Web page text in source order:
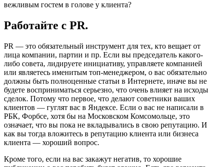
Работайте с PR.
PR — это обязательный инструмент для тех, кто вещает от
лица компании, партии и пр. Если вы председатель какого-
либо совета, лидируете инициативу, управляете компанией
или являетесь именитым топ-менеджером, о вас обязательно
должны быть полноценные статьи в Интернете, иначе вы не
будете восприниматься серьезно, что очень влияет на исходы
сделок. Потому что первое, что делают советники ваших
клиентов — гуглят вас в Яндексе. Если о вас не написали в
РБК, Форбсе, хотя бы на Московском Комсомольце, это
означает, что вы пока не вкладывались в свою репутацию. И
как вы тогда вложитесь в репутацию клиента или бизнеса
клиента — хороший вопрос.
Кроме того, если на вас закажут негатив, то хорошие